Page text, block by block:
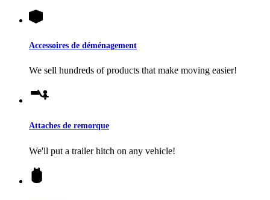
Accessoires de déménagement
We sell hundreds of products that make moving easier!
Attaches de remorque
We'll put a trailer hitch on any vehicle!